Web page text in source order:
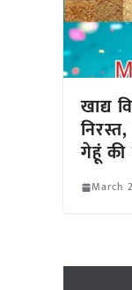
खाद्य
गेहूं की
March